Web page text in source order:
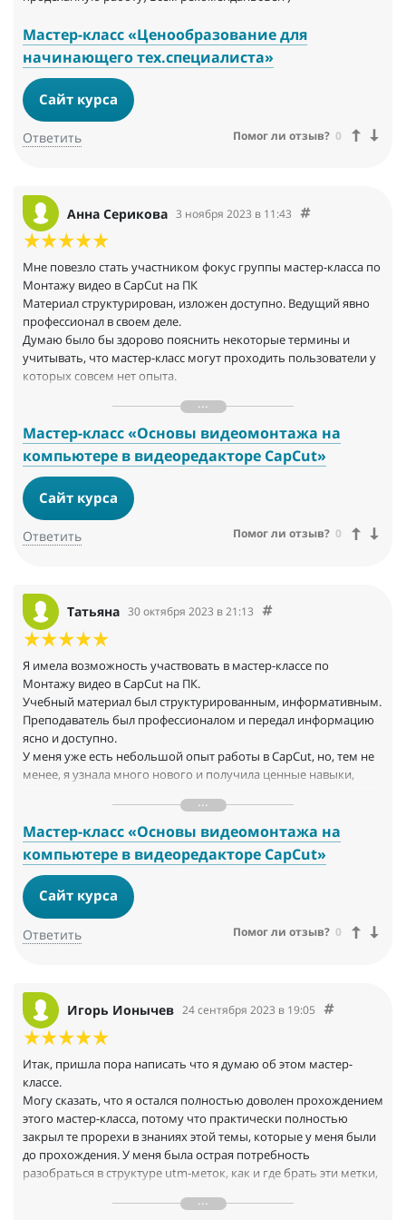
Мастер-класс «Ценообразование для
начинающего тех.специалиста»
Сайт курса
Ответить Помог ли отзыв? 0
Анна Серикова 3 ноября 2023 в 11:43
Мне повезло стать участником фокус группы мастер-класса по
Монтажу видео в CapCut на ПК
Материал структурирован, изложен доступно. Ведущий явно
профессионал в своем деле.
Думаю было бы здорово пояснить некоторые термины и
учитывать, что мастер-класс могут проходить пользователи у
которых совсем нет опыта.
применения на практике полученного материала или давать
файлы допом.
Я использовала до этого мобильную версию программы.
Узнала полезные и интересные для себя вещи.
Мастер-класс «Основы видеомонтажа на
компьютере в видеоредакторе CapCut»
Сайт курса
Ответить Помог ли отзыв? 0
Татьяна 30 октября 2023 в 21:13
Я имела возможность участвовать в мастер-классе по
Монтажу видео в CapCut на ПК.
Учебный материал был структурированным, информативным.
Преподаватель был профессионалом и передал информацию
ясно и доступно.
У меня уже есть небольшой опыт работы в CapCut, но, тем не
менее, я узнала много нового и получила ценные навыки,
ресурсы после уроков очень удобны для пользователей лучше
освоить все возможности CapCut.
Преподаватель ознакомил с интерфейсом приложения,
основами монтажа и выравнивания звука. Особенно полезной
была информация по добавлению субтитров.
Мастер-класс немного не адаптирован к различным уровням
может затруднить усвоение материала.
Возможно, мастер-класс мог бы быть более полезными, если
бы он включал практические упражнения и задания, чтобы
студенты могли применить полученные знания на практике.
Определенно рекомендую этот мастер-класс всем, кто хочет
получить новые знания, а также углубить свои знания и
навыки в данной области.
Мастер-класс «Основы видеомонтажа на
компьютере в видеоредакторе CapCut»
Сайт курса
Ответить Помог ли отзыв? 0
Игорь Ионычев 24 сентября 2023 в 19:05
Итак, пришла пора написать что я думаю об этом мастер-
классе.
Могу сказать, что я остался полностью доволен прохождением
этого мастер-класса, потому что практически полностью
закрыл те прорехи в знаниях этой темы, которые у меня были
до прохождения. У меня была острая потребность
разобраться в структуре utm-меток, как и где брать эти метки,
таргетологами это очень нужные знания. Также была